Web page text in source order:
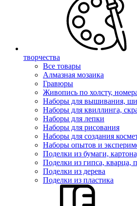
творчества
Все товары
Алмазная мозаика
Гравюры
Живопись по холсту,
Наборы для вышивания,
Наборы для квиллинга,
Наборы для лепки
Наборы для рисования
Наборы для создания
Наборы опытов и
Поделки из бумаги,
Поделки из гипса, кварца,
Поделки из дерева
Поделки из пластика